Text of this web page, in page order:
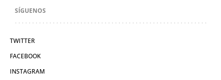
SÍGUENOS
TWITTER
FACEBOOK
INSTAGRAM